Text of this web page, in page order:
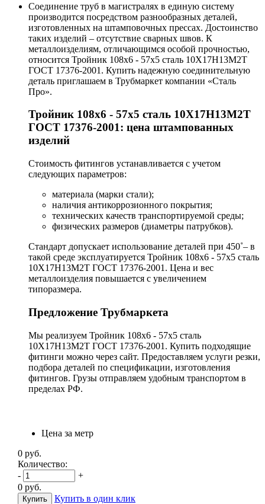
Соединение труб в магистралях в единую систему
производится посредством разнообразных деталей,
изготовленных на штамповочных прессах. Достоинство
таких изделий – отсутствие сварных швов. К
металлоизделиям, отличающимся особой прочностью,
относится Тройник 108х6 - 57х5 сталь 10Х17Н13М2Т
ГОСТ 17376-2001. Купить надежную соединительную
деталь приглашаем в Трубмаркет компании «Сталь
Про».
Тройник 108х6 - 57х5 сталь 10Х17Н13М2Т
ГОСТ 17376-2001: цена штампованных
изделий
Стоимость фитингов устанавливается с учетом
следующих параметров:
материала (марки стали);
наличия антикоррозионного покрытия;
технических качеств транспортируемой среды;
физических размеров (диаметры патрубков).
Стандарт допускает использование деталей при 450˚– в
такой среде эксплуатируется Тройник 108х6 - 57х5 сталь
10Х17Н13М2Т ГОСТ 17376-2001. Цена и вес
металлоизделия повышается с увеличением
типоразмера.
Предложение Трубмаркета
Мы реализуем Тройник 108х6 - 57х5 сталь
10Х17Н13М2Т ГОСТ 17376-2001. Купить подходящие
фитинги можно через сайт. Предоставляем услуги резки,
подбора деталей по спецификации, изготовления
фитингов. Грузы отправляем удобным транспортом в
пределах РФ.
Цена за метр
0 руб.
Количество:
-
+
0 руб.
Купить в один клик